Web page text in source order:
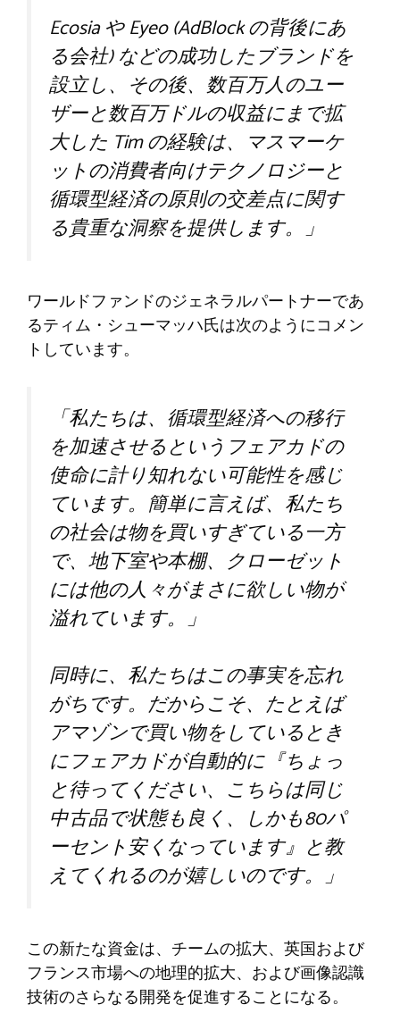
Ecosia や Eyeo (AdBlock の背後にあ
る会社) などの成功したブランドを
設立し、その後、数百万人のユー
ザーと数百万ドルの収益にまで拡
大した Tim の経験は、マスマーケ
ットの消費者向けテクノロジーと
循環型経済の原則の交差点に関す
る貴重な洞察を提供します。」
ワールドファンドのジェネラルパートナーであ
るティム・シューマッハ氏は次のようにコメン
トしています。
「私たちは、循環型経済への移行
を加速させるというフェアカドの
使命に計り知れない可能性を感じ
ています。簡単に言えば、私たち
の社会は物を買いすぎている一方
で、地下室や本棚、クローゼット
には他の人々がまさに欲しい物が
溢れています。」
同時に、私たちはこの事実を忘れ
がちです。だからこそ、たとえば
アマゾンで買い物をしているとき
にフェアカドが自動的に『ちょっ
と待ってください、こちらは同じ
中古品で状態も良く、しかも80パ
ーセント安くなっています』と教
えてくれるのが嬉しいのです。」
この新たな資金は、チームの拡大、英国および
フランス市場への地理的拡大、および画像認識
技術のさらなる開発を促進することになる。